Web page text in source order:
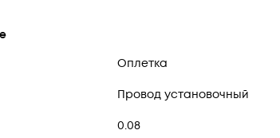
Оплетка
Провод установочный
0.08